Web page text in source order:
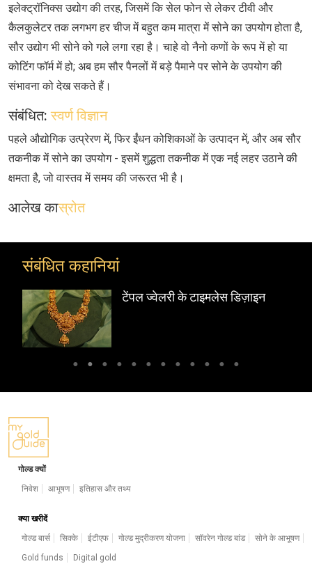
इलेक्ट्रॉनिक्स उद्योग की तरह, जिसमें कि सेल फोन से लेकर टीवी और
कैलकुलेटर तक लगभग हर चीज में बहुत कम मात्रा में सोने का उपयोग होता है,
सौर उद्योग भी सोने को गले लगा रहा है। चाहे वो नैनो कणों के रूप में हो या
कोटिंग फॉर्म में हो; अब हम सौर पैनलों में बड़े पैमाने पर सोने के उपयोग की
संभावना को देख सकते हैं।
संबंधित:स्‍वर्ण विज्ञान
पहले औद्योगिक उत्प्रेरण में, फिर ईंधन कोशिकाओं के उत्पादन में, और अब सौर
तकनीक में सोने का उपयोग - इसमें शुद्धता तकनीक में एक नई लहर उठाने की
क्षमता है, जो वास्तव में समय की जरूरत भी है।
आलेख कास्रोत
संबंधित कहानियां
टाइमलेस डिज़ाइन
टेंपल ज्वेलरी: दक्षिण
गोल्ड क्यों
निवेश
आभूषण इतिहास और तथ्य
क्या खरीदें
गोल्ड बार्स
सिक्के ईटीएफ गोल्ड मुद्रीकरण योजना सॉवरेन गोल्ड बांड
सोने के आभूषण
Gold funds
Digital gold